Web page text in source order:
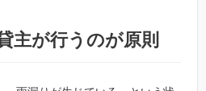
主が行うのが原則